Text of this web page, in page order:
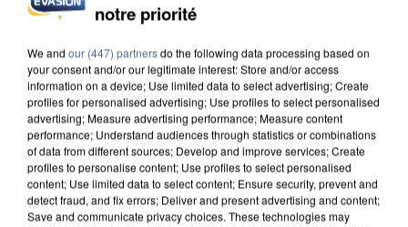
DE SOLIDARITÉ AVEC LES...
notre priorité
We and our (447) partnersdo the following data processing based on
your consent and/or our legitimate interest: Store and/or access
information on a device; Use limited data to select advertising; Create
profiles for personalised advertising; Use profiles to select personalised
advertising; Measure advertising performance; Measure content
performance; Understand audiences through statistics or combinations
of data from different sources; Develop and improve services; Create
profiles to personalise content; Use profiles to select personalised
content; Use limited data to select content; Ensure security, prevent and
detect fraud, and fix errors; Deliver and present advertising and content;
Save and communicate privacy choices. These technologies may